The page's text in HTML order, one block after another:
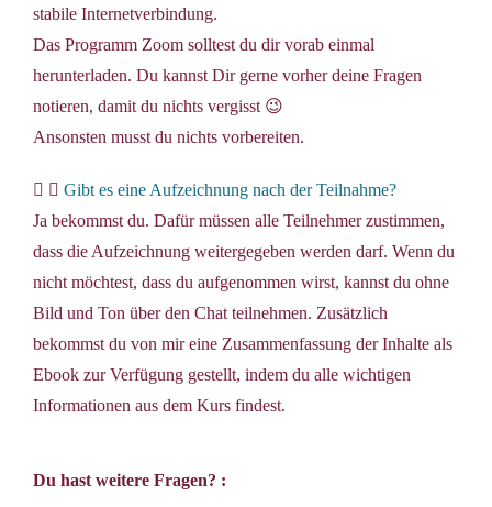
stabile Internetverbindung.
Das Programm Zoom solltest du dir vorab einmal
herunterladen. Du kannst Dir gerne vorher deine Fragen
notieren, damit du nichts vergisst 😉
Ansonsten musst du nichts vorbereiten.
Gibt es eine Aufzeichnung nach der Teilnahme?
Ja bekommst du. Dafür müssen alle Teilnehmer zustimmen,
dass die Aufzeichnung weitergegeben werden darf. Wenn du
nicht möchtest, dass du aufgenommen wirst, kannst du ohne
Bild und Ton über den Chat teilnehmen. Zusätzlich
bekommst du von mir eine Zusammenfassung der Inhalte als
Ebook zur Verfügung gestellt, indem du alle wichtigen
Informationen aus dem Kurs findest.
Du hast weitere Fragen? :